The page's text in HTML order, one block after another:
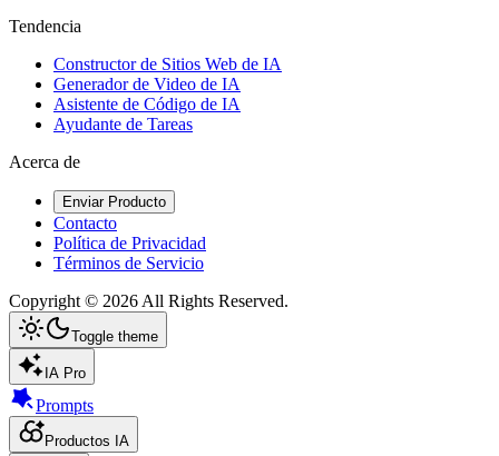
Tendencia
Constructor de Sitios Web de IA
Generador de Video de IA
Asistente de Código de IA
Ayudante de Tareas
Acerca de
Enviar Producto
Contacto
Política de Privacidad
Términos de Servicio
Copyright © 2026 All Rights Reserved.
Toggle theme
IA Pro
Prompts
Productos IA